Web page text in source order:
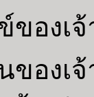
ของเ
ของเ